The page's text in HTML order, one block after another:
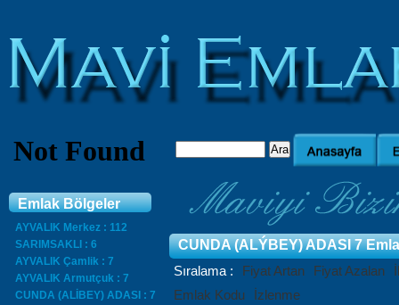
Emlak Bölgeler
AYVALIK Merkez : 112
SARIMSAKLI : 6
AYVALIK Çamlik : 7
AYVALIK Armutçuk : 7
CUNDA (ALİBEY) ADASI : 7
CUNDA (ALÝBEY) ADASI7
Sıralama :
Fiyat Artan Fiyat Azalan
Emlak Kodu
İzlenme